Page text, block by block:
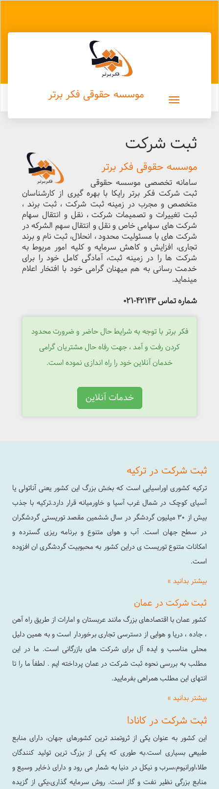
موسسه حقوقی فکر برتر
ثبت شرکت
موسسه حقوقی فکر برتر
سامانه تخصصی موسسه حقوقی
ثبت شرکت فکر برتر رایکا با بهره گیری از کارشناسان
متخصص و مجرب در زمینه ثبت شرکت ، ثبت برند ،
ثبت تغییرات و تصمیمات شرکت ، نقل و انتقال سهام
شرکت های سهامی خاص و نقل و انتقال سهم الشرکه در
شرکت های با مسئولیت محدود ، انحلال، ثبت نام و برند
تجاری، افزایش و کاهش سرمایه و کلیه امور مربوط به
شرکت ها را در زمینه ثبت، آمادگی کامل خود را برای
خدمت رسانی به هم میهنان گرامی خود با افتخار اعلام
مینماید.
شماره تماس 42143-021
فکر برتر با توجه به شرایط حال حاضر و ضرورت محدود
کردن رفت و آمد ، جهت رفاه حال مشتریان گرامی
خدمان آنلاین خود را راه اندازی نموده است.
خدمات آنلاین
ثبت شرکت در ترکیه
ترکیه کشوری اوراسیایی است که بخش بزرگ این کشور یعنی آناتولی یا
آسیای کوچک در شمال غرب آسیا و خاورمیانه قرار دارد.ترکیه با جذب
بیش از ۳۰ میلیون گردشگر در سال ششمین مقصد توریستی گردشگران
در سطح جهان است. آب و هوای متنوع و برنامه ریزی گسترده و
امکانات متنوع توریست ی دراین کشور به محبوبیت گردشگری ان افزوده
است.
بیشتر بدانید »
ثبت شرکت در عمان
کشور عمان با اقتصادهای بزرگ مانند عربستان و امارات از طریق راه آهن
، جاده ، دریا و هوایی از دسترسی تجاری برخوردار است و به همین دلیل
محلی مناسب و ایده آل برای شرکت های بازرگانی است. ما در این
مطلب به بررسی نحوه ثبت شرکت در عمان پرداخته ایم . لطفاَ ما را تا
انتهای این مطلب همراهی بفرمایید.
بیشتر بدانید »
ثبت شرکت در کانادا
این کشور به عنوان یکی از ثروتمند ترین کشورهای جهان، دارای منابع
طبیعی بسیاری است.به طوری که یکی از بزرگ ترین تولید کنندگان
طلا،اورانیوم،سرب و نیکل در دنیا به شمار می رود و دارای ذخایر وسیع و
منابع بزرگی نظیر نفت و گاز است. روش سرمایه گذاری،یکی از گزیده